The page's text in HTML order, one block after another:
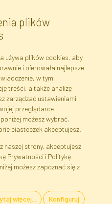
Zapisz się
Polityka Prywatności
Mapa serwisu
Język
plików
używa plików cookies, aby
i oferowała najlepsze
w tym
treści, a także analizę
zarządzać ustawieniami
przeglądarce.
możesz wybrać,
ciasteczek akceptujesz.
naszej strony, akceptujesz
Prywatności i Politykę
możesz zapoznać się z
więcej... Konfiguruj